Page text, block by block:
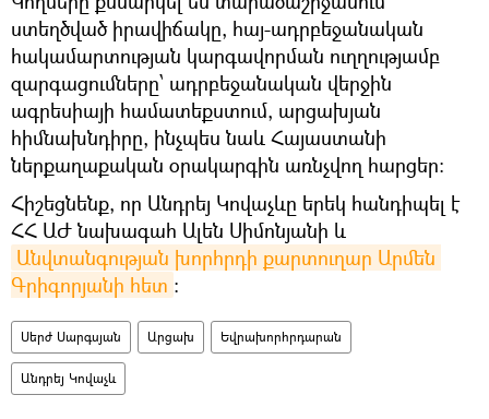
ստեղծված իրավիճակը, հայ-ադրբեջանական
հակամարտության կարգավորման ուղղությամբ
զարգացումները՝ ադրբեջանական վերջին
ագրեսիայի համատեքստում, արցախյան
հիմնախնդիրը, ինչպես նաև Հայաստանի
ներքաղաքական օրակարգին առնչվող հարցեր։
Հիշեցնենք, որ Անդրեյ Կովաչևը երեկ հանդիպել է
ՀՀ ԱԺ նախագահ Ալեն Սիմոնյանի և
Անվտանգության խորհրդի քարտուղար Արմեն
Գրիգորյանի հետ ։
Սերժ Սարգսյան Արցախ Եվրախորհրդարան
Անդրեյ Կովաչև